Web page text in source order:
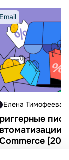
Email
Елена Тимофеева